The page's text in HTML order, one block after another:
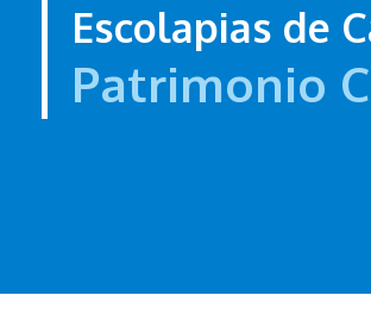
Escolapias de
Patrimonio